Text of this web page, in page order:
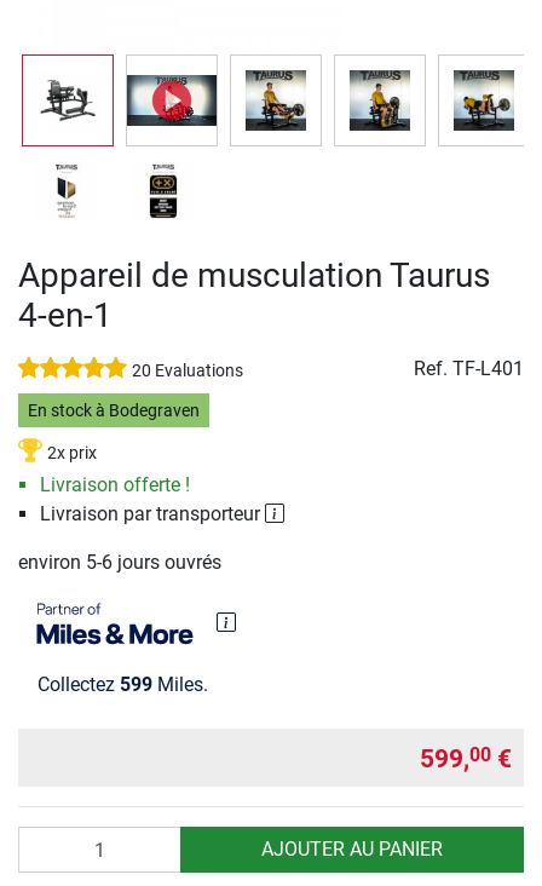
Appareil de musculation Taurus
4-en-1
20 Evaluations Ref. TF-L401
En stock à Bodegraven
2x prix
Livraison offerte !
Livraison par transporteur
environ 5-6 jours ouvrés
Collectez 599 Miles.
599,00 €
AJOUTER AU PANIER